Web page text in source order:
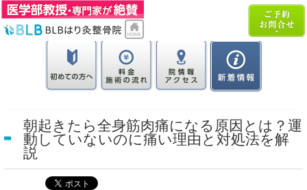
朝起きたら全身筋肉痛になる原因とは？運
動していないのに痛い理由と対処法を解
説